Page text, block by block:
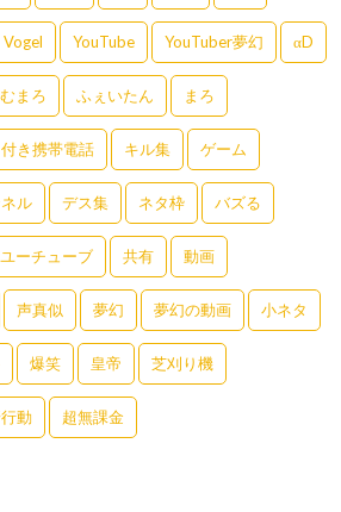
Vogel YouTube YouTuber夢幻 αD
まろ ふぇいたん まろ
き携帯電話 キル集 ゲーム
ル デス集 ネタ枠 バズる
ユーチューブ 共有 動画
声真似 夢幻 夢幻の動画 小ネタ
爆笑 皇帝 芝刈り機
動 超無課金